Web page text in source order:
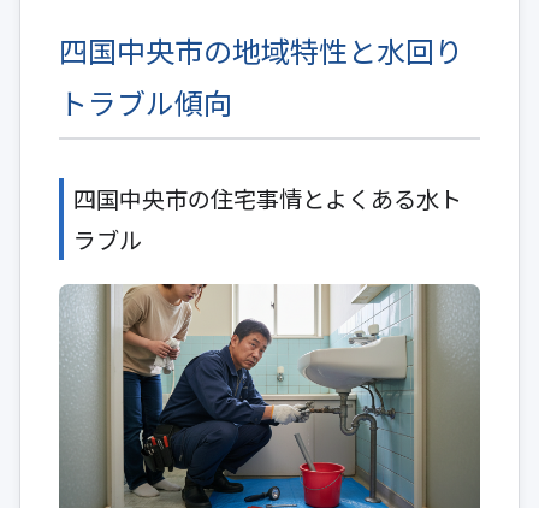
四国中央市の地域特性と水回り
トラブル傾向
四国中央市の住宅事情とよくある水ト
ラブル